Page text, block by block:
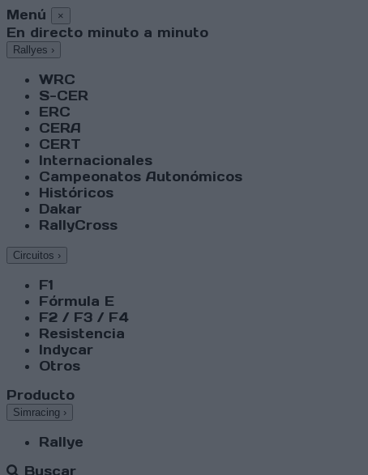
Menú ×
En directo minuto a minuto
Rallyes ›
WRC
S-CER
ERC
CERA
CERT
Internacionales
Campeonatos Autonómicos
Históricos
Dakar
RallyCross
Circuitos ›
F1
Fórmula E
F2 / F3 / F4
Resistencia
Indycar
Otros
Producto
Simracing ›
Rallye
Buscar